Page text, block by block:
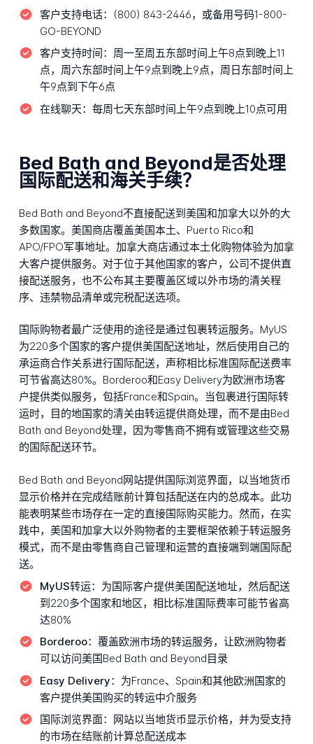
客户支持电话：
(800) 843-2446，或备用号码1-800-
GO-BEYOND
客户支持时间： 周一至周五东部时间上午8点到晚上11
点，周六东部时间上午9点到晚上9点，周日东部时间上
午9点到下午6点
在线聊天： 每周七天东部时间上午9点到晚上10点可用
Bed Bath and Beyond是否处理
国际配送和海关手续？
Bed Bath and Beyond不直接配送到美国和加拿大以外的大
多数国家。美国商店覆盖美国本土、Puerto Rico和
APO/FPO军事地址。加拿大商店通过本土化购物体验为加拿
大客户提供服务。对于位于其他国家的客户，公司不提供直
接配送服务，也不公布其主要覆盖区域以外市场的清关程
序、违禁物品清单或完税配送选项。
国际购物者最广泛使用的途径是通过包裹转运服务。MyUS
为220多个国家的客户提供美国配送地址，然后使用自己的
承运商合作关系进行国际配送，声称相比标准国际配送费率
可节省高达80%。Borderoo和Easy Delivery为欧洲市场客
户提供类似服务，包括France和Spain。当包裹进行国际转
运时，目的地国家的清关由转运提供商处理，而不是由Bed
Bath and Beyond处理，因为零售商不拥有或管理这些交易
的国际配送环节。
Bed Bath and Beyond网站提供国际浏览界面，以当地货币
显示价格并在完成结账前计算包括配送在内的总成本。此功
能表明某些市场存在一定的直接国际购买能力。然而，在实
践中，美国和加拿大以外购物者的主要框架依赖于转运服务
模式，而不是由零售商自己管理和运营的直接端到端国际配
送。
MyUS转运： 为国际客户提供美国配送地址，然后配送
到220多个国家和地区，相比标准国际费率可能节省高
达80%
Borderoo： 覆盖欧洲市场的转运服务，让欧洲购物者
可以访问美国Bed Bath and Beyond目录
Easy Delivery： 为France、Spain和其他欧洲国家的
客户提供美国购买的转运中介服务
国际浏览界面：
网站以当地货币显示价格，并为受支持
的市场在结账前计算总配送成本